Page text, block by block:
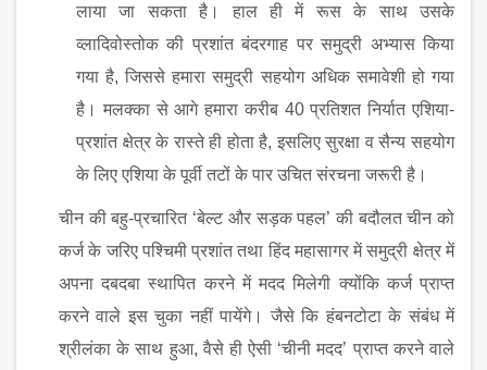
लाया जा सकता है। हाल ही में रूस के साथ उसके
व्लादिवोस्तोक की प्रशांत बंदरगाह पर समुद्री अभ्यास किया
गया है,जिससे हमारा समुद्री सहयोग अधिक समावेशी हो गया
है। मलक्का से आगे हमारा करीब 40प्रतिशत निर्यात एशिया-
प्रशांत क्षेत्र के रास्ते ही होता है, इसलिए सुरक्षा व सैन्य सहयोग
के लिए एशिया के पूर्वी तटों के पार उचित संरचना जरूरी है।
चीन की बहु-प्रचारित ‘बेल्ट और सड़क पहल’ की बदौलत चीन को
कर्ज के जरिए पश्चिमी प्रशांत तथा हिंद महासागर में समुद्री क्षेत्र में
अपना दबदबा स्थापित करने में मदद मिलेगी क्योंकि कर्ज प्राप्त
करने वाले इस चुका नहीं पायेंगे। जैसे कि हंबनटोटा के संबंध में
श्रीलंका के साथ हुआ, वैसे ही ऐसी ‘चीनी मदद’ प्राप्त करने वाले